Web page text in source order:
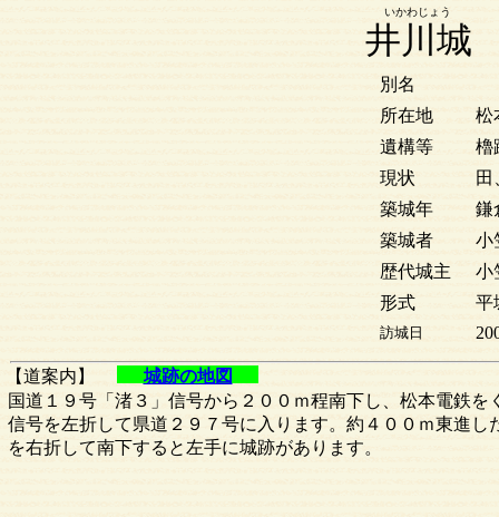
城跡の地図
井川城
別名
所在地
松
遺構等
櫓
現状
田
築城年
鎌
築城者
小
歴代城主
小
形式
平
訪城日
【道案内】
いかわじょう
国道１９号「渚３」信号から２００ｍ程南下し、松本電鉄
信号を左折して県道２９７号に入ります。約４００ｍ東進
を右折して南下すると左手に城跡があります。